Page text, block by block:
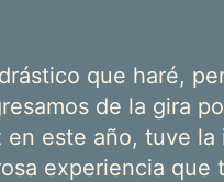
que haré,
de la gira
este año, tuve
experiencia que